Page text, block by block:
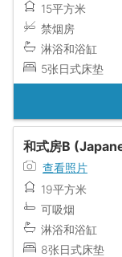
15平方米
禁烟房
淋浴和浴缸
5张日式床垫
和式房B
查看照片
19平方米
可吸烟
淋浴和浴缸
8张日式床垫